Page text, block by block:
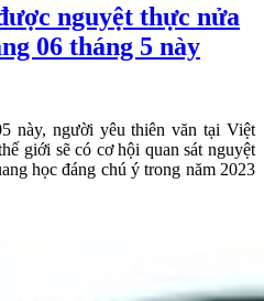
nguyệt thực nửa
06 tháng 5 này
này, người yêu thiên văn tại Việt
giới sẽ có cơ hội quan sát nguyệt
học đáng chú ý trong năm 2023